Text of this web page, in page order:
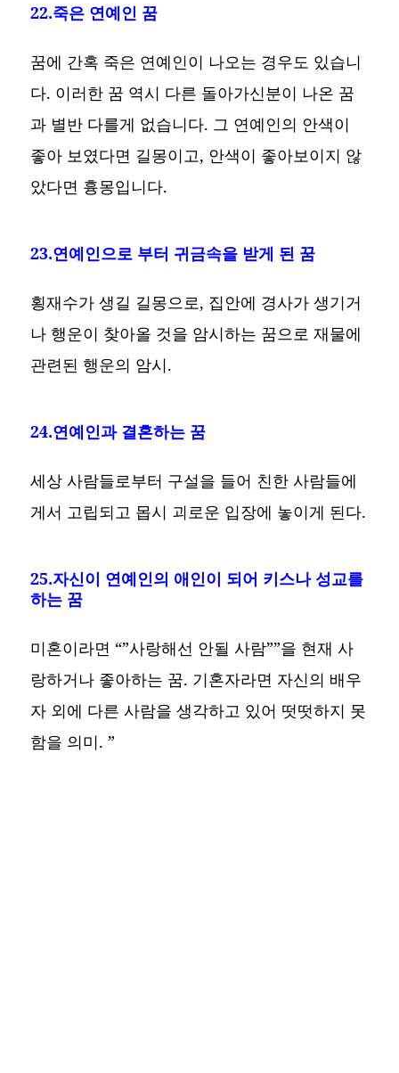
22.죽은 연예인 꿈
꿈에 간혹 죽은 연예인이 나오는 경우도 있습니
다. 이러한 꿈 역시 다른 돌아가신분이 나온 꿈
과 별반 다를게 없습니다. 그 연예인의 안색이
좋아 보였다면 길몽이고, 안색이 좋아보이지 않
았다면 흉몽입니다.
23.연예인으로 부터 귀금속을 받게 된 꿈
횡재수가 생길 길몽으로, 집안에 경사가 생기거
나 행운이 찾아올 것을 암시하는 꿈으로 재물에
관련된 행운의 암시.
24.연예인과 결혼하는 꿈
세상 사람들로부터 구설을 들어 친한 사람들에
게서 고립되고 몹시 괴로운 입장에 놓이게 된다.
25.자신이 연예인의 애인이 되어 키스나 성교를
하는 꿈
미혼이라면 “”사랑해선 안될 사람””을 현재 사
랑하거나 좋아하는 꿈. 기혼자라면 자신의 배우
자 외에 다른 사람을 생각하고 있어 떳떳하지 못
함을 의미. ”